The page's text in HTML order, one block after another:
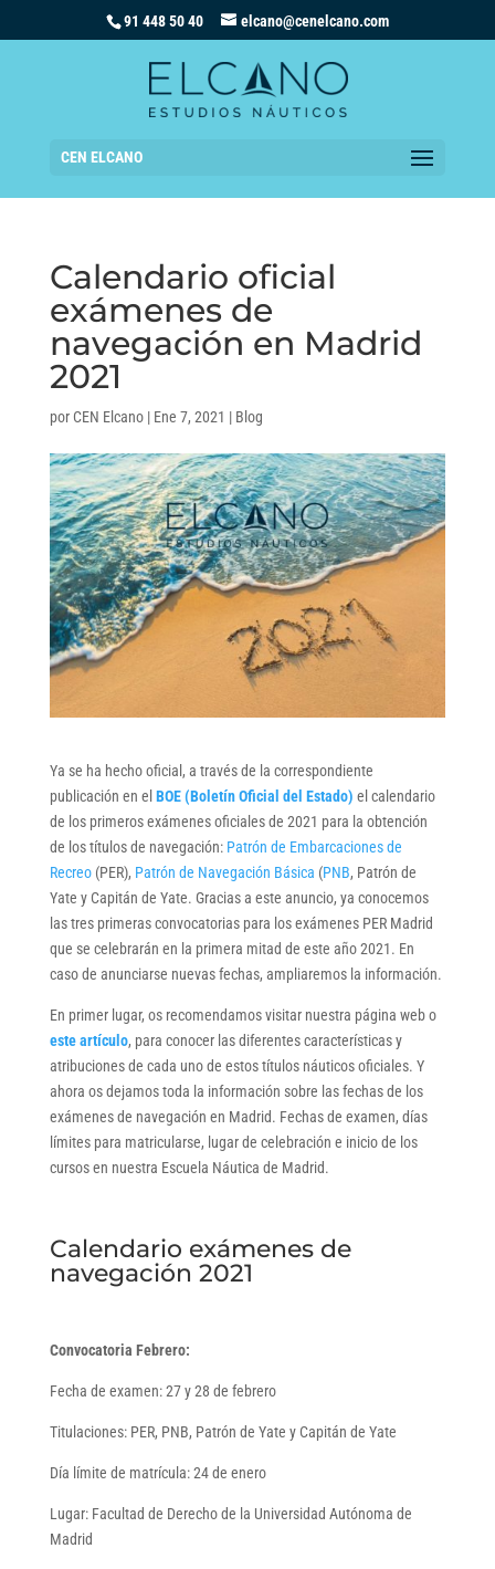
91 448 50 40 elcano@cenelcano.com
CEN ELCANO
Calendario oficial
exámenes de
navegación en Madrid
2021
por CEN Elcano| Ene 7, 2021 | Blog
Ya se ha hecho oficial, a través de la correspondiente
publicación en el BOE (Boletín Oficial del Estado) el calendario
de los primeros exámenes oficiales de 2021 para la obtención
de los títulos de navegación: Patrón de Embarcaciones de
Recreo(PER), Patrón de Navegación Básica (PNB, Patrón de
Yate y Capitán de Yate. Gracias a este anuncio, ya conocemos
las tres primeras convocatorias para los exámenes PER Madrid
que se celebrarán en la primera mitad de este año 2021. En
caso de anunciarse nuevas fechas, ampliaremos la información.
En primer lugar, os recomendamos visitar nuestra página web o
este artículo, para conocer las diferentes características y
atribuciones de cada uno de estos títulos náuticos oficiales. Y
ahora os dejamos toda la información sobre las fechas de los
exámenes de navegación en Madrid. Fechas de examen, días
límites para matricularse, lugar de celebración e inicio de los
cursos en nuestra Escuela Náutica de Madrid.
Calendario exámenes de
navegación 2021
Convocatoria Febrero:
Fecha de examen: 27 y 28 de febrero
Titulaciones: PER, PNB, Patrón de Yate y Capitán de Yate
Día límite de matrícula: 24 de enero
Lugar: Facultad de Derecho de la Universidad Autónoma de
Madrid